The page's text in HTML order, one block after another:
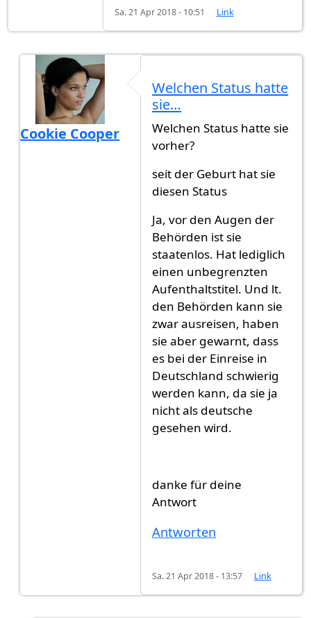
Sa. 21 Apr 2018 - 10:51 Link
Cookie Cooper
Ein paar Punkte von
Welchen Status hatte
sie…
Welchen Status hatte sie
vorher?
seit der Geburt hat sie
diesen Status
Ja, vor den Augen der
Behörden ist sie
staatenlos. Hat lediglich
einen unbegrenzten
Aufenthaltstitel. Und lt.
den Behörden kann sie
zwar ausreisen, haben
sie aber gewarnt, dass
es bei der Einreise in
Deutschland schwierig
werden kann, da sie ja
nicht als deutsche
gesehen wird.
danke für deine
Antwort
Antworten
Sa. 21 Apr 2018 - 13:57 Link